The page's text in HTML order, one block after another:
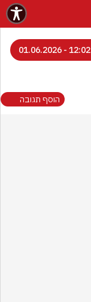
12:02 - 01.06.2026
הוסף תגובה